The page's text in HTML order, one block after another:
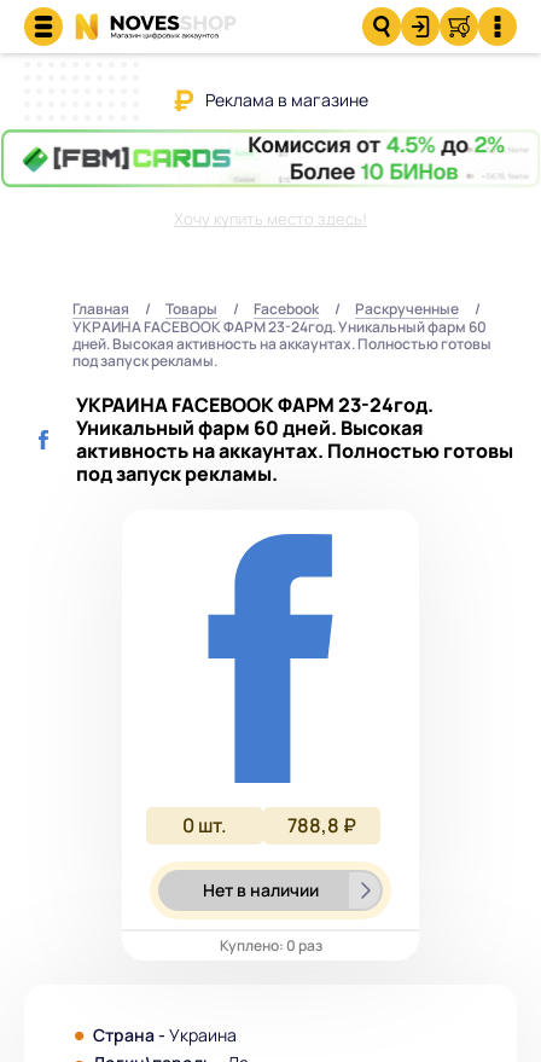
Реклама в магазине
Хочу купить место здесь!
Главная Товары Facebook
Раскрученные
УКРАИНА FACEBOOK ФАРМ 23-24год. Уникальный фарм 60
дней. Высокая активность на аккаунтах. Полностью готовы
под запуск рекламы.
УКРАИНА FACEBOOK ФАРМ 23-24год.
Уникальный фарм 60 дней. Высокая
активность на аккаунтах. Полностью готовы
под запуск рекламы.
0шт. 788,8 ₽
Нет в наличии
Куплено: 0 раз
Страна - Украина